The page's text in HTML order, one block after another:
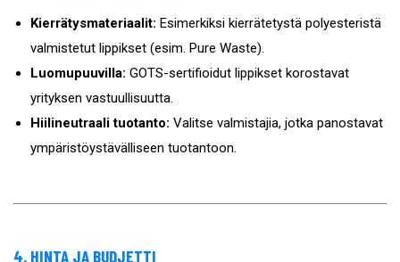
Kierrätysmateriaalit: Esimerkiksi kierrätetystä polyesteristä
valmistetut lippikset (esim. Pure Waste).
Luomupuuvilla: GOTS-sertifioidut lippikset korostavat
yrityksen vastuullisuutta.
Hiilineutraali tuotanto: Valitse valmistajia, jotka panostavat
ympäristöystävälliseen tuotantoon.
4. HINTA JA BUDJETTI